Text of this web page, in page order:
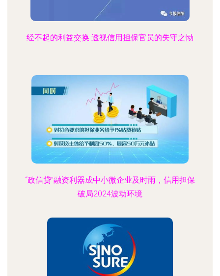
经不起的利益交换 透视信用担保官员的失守之恸
“政信贷”融资利器成中小微企业及时雨，信用担保
破局2024波动环境